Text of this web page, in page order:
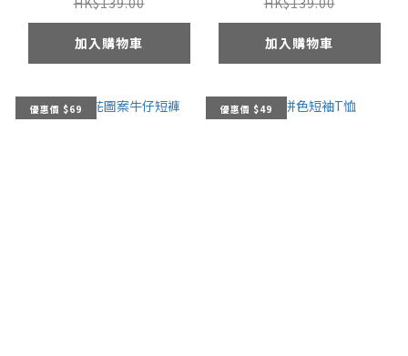
加入購物車 加入購物車
優惠價 $69 優惠價 $49